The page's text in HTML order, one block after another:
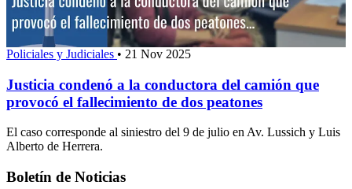
Policiales y Judiciales • 21 Nov 2025
Justicia condenó a la conductora del camión que
provocó el fallecimiento de dos peatones
El caso corresponde al siniestro del 9 de julio en Av. Lussich y Luis
Alberto de Herrera.
Boletín de Noticias